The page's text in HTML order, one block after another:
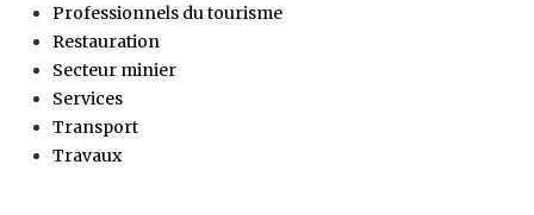
Professionnels du tourisme
Restauration
Secteur minier
Services
Transport
Travaux